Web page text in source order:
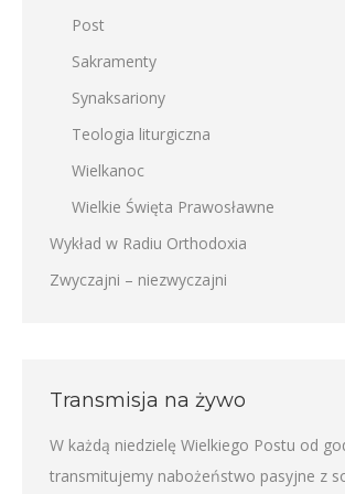
Post
Sakramenty
Synaksariony
Teologia liturgiczna
Wielkanoc
Wielkie Święta Prawosławne
Wykład w Radiu Orthodoxia
Zwyczajni – niezwyczajni
Transmisja na żywo
W każdą niedzielę Wielkiego Postu od
transmitujemy nabożeństwo pasyjne z